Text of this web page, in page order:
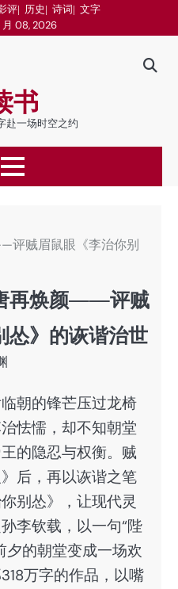
评 历史 诗词 文字
月 08, 2026
书
赴一场时空之约
评贼眉鼠眼《李治你别
再焕颜——评贼
怂》的诙谐治世
朝的锋芒压过龙椅
怯懦，却不知朝堂
的隐忍与权衡。贼
后，再以诙谐之笔
别怂》，让现代灵
李钦载，以一句“陛
夕的朝堂变成一场欢
万字的作品，以嘴